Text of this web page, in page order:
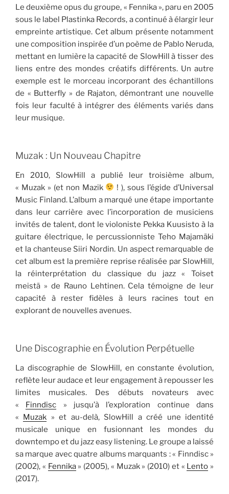
Le deuxième opus du groupe, « Fennika », paru en 2005
sous le label Plastinka Records, a continué à élargir leur
empreinte artistique. Cet album présente notamment
une composition inspirée d’un poème de Pablo Neruda,
mettant en lumière la capacité de SlowHill à tisser des
liens entre des mondes créatifs différents. Un autre
exemple est le morceau incorporant des échantillons
de « Butterfly » de Rajaton, démontrant une nouvelle
fois leur faculté à intégrer des éléments variés dans
leur musique.
Muzak : Un Nouveau Chapitre
En 2010, SlowHill a publié leur troisième album,
« Muzak » (et non Mazik
! ), sous l’égide d’Universal
Music Finland. L’album a marqué une étape importante
dans leur carrière avec l’incorporation de musiciens
invités de talent, dont le violoniste Pekka Kuusisto à la
guitare électrique, le percussionniste Teho Majamäki
et la chanteuse Siiri Nordin. Un aspect remarquable de
cet album est la première reprise réalisée par SlowHill,
la réinterprétation du classique du jazz « Toiset
meistä » de Rauno Lehtinen. Cela témoigne de leur
capacité à rester fidèles à leurs racines tout en
explorant de nouvelles avenues.
Une Discographie en Évolution Perpétuelle
La discographie de SlowHill, en constante évolution,
reflète leur audace et leur engagement à repousser les
limites musicales. Des débuts novateurs avec
« Finndisc » jusqu’à l’exploration continue dans
« Muzak » et au-delà, SlowHill a créé une identité
musicale unique en fusionnant les mondes du
downtempo et du jazz easy listening. Le groupe a laissé
sa marque avec quatre albums marquants : « Finndisc »
(2002), « Fennika» (2005), « Muzak » (2010) et « Lento »
(2017).